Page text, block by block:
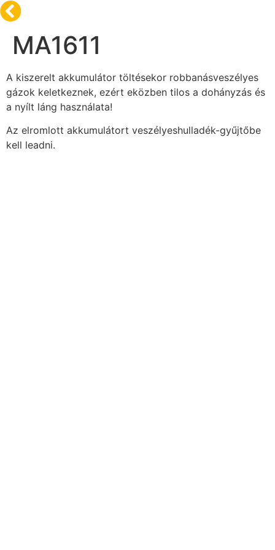
MA1611
A kiszerelt akkumulátor töltésekor robbanásveszélyes
gázok keletkeznek, ezért eközben tilos a dohányzás és
a nyílt láng használata!
Az elromlott akkumulátort veszélyeshulladék-gyűjtőbe
kell leadni.